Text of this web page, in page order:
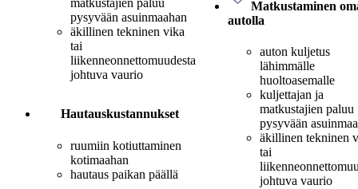
matkustajien paluu
pysyvään asuinmaahan
äkillinen tekninen vika
tai
liikenneonnettomuudesta
johtuva vaurio
Hautauskustannukset
ruumiin kotiuttaminen
kotimaahan
hautaus paikan päällä
Matkustaminen
autolla
auton kuljetus
lähimmälle
huoltoasemalle
kuljettajan ja
matkustajien paluu
pysyvään
äkillinen tekninen
tai
johtuva vaurio